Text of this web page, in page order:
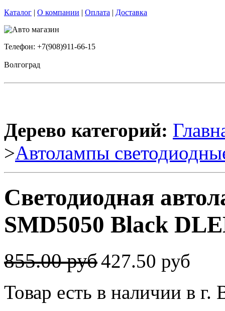
Каталог | О компании | Оплата | Доставка
Телефон: +7(908)911-66-15
Волгоград
Дерево категорий:
>Автолампы
Светодиодная
SMD5050 Black
855.00 руб427.50 руб
Товар есть в наличии в г.